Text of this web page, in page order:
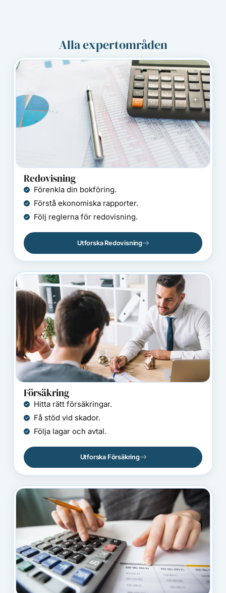
Alla expertområden
Redovisning
Förenkla din bokföring.
Förstå ekonomiska rapporter.
Följ reglerna för redovisning.
Utforska Redovisning
Försäkring
Hitta rätt försäkringar.
Få stöd vid skador.
Följa lagar och avtal.
Utforska Försäkring